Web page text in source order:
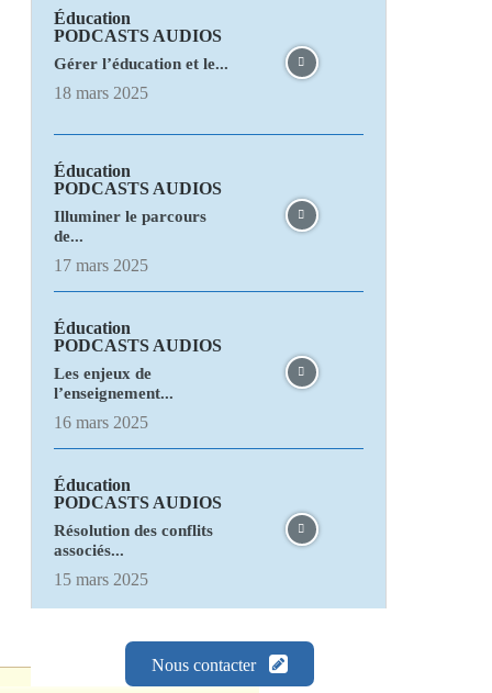
Éducation
PODCASTS AUDIOS
Gérer l’éducation et le...
18 mars 2025
Éducation
PODCASTS AUDIOS
Illuminer le parcours
de...
17 mars 2025
Éducation
PODCASTS AUDIOS
Les enjeux de
l’enseignement...
16 mars 2025
Éducation
PODCASTS AUDIOS
Résolution des conflits
associés...
15 mars 2025
Nous contacter